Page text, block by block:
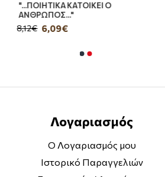
"...ΠΟΙΗΤΙΚΑ ΚΑΤΟΙΚΕΙ Ο
ΑΝΘΡΩΠΟΣ..."
6,09€
8,12€
Λογαριασμός
Ο Λογαριασμός μου
Ιστορικό Παραγγελιών